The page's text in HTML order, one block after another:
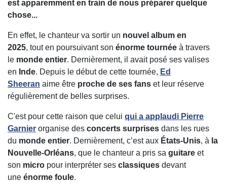
est apparemment en train de nous préparer quelque
chose...
En effet, le chanteur va sortir un nouvel album en
2025, tout en poursuivant son énorme tournée à travers
le monde entier. Dernièrement, il avait posé ses valises
en Inde. Depuis le début de cette tournée, Ed
Sheeran aime être proche de ses fans et leur réserve
régulièrement de belles surprises.
C'est pour cette raison que celui qui a applaudi Pierre
Garnier organise des concerts surprises dans les rues
du monde entier. Dernièrement, c’est aux États-Unis, à la
Nouvelle-Orléans, que le chanteur a pris sa guitare et
son micro pour interpréter ses classiques devant
une énorme foule.